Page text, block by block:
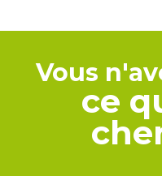
Vous
ce